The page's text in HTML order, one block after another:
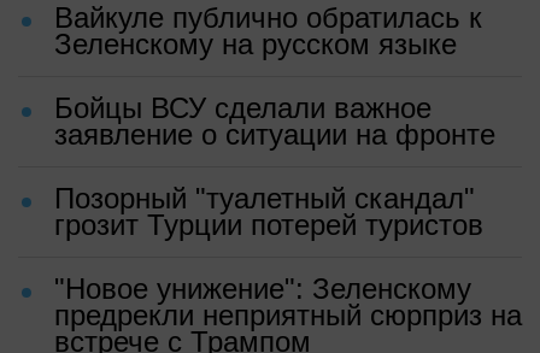
Вайкуле публично обратилась к
Зеленскому на русском языке
Бойцы ВСУ сделали важное
заявление о ситуации на фронте
Позорный "туалетный скандал"
грозит Турции потерей туристов
"Новое унижение": Зеленскому
предрекли неприятный сюрприз на
встрече с Трампом